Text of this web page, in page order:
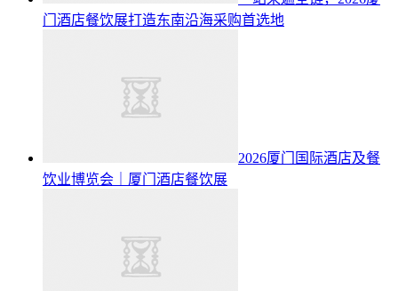
门酒店餐饮展打造东南沿海采购首选地
2026厦门国际酒店及餐
饮业博览会｜厦门酒店餐饮展